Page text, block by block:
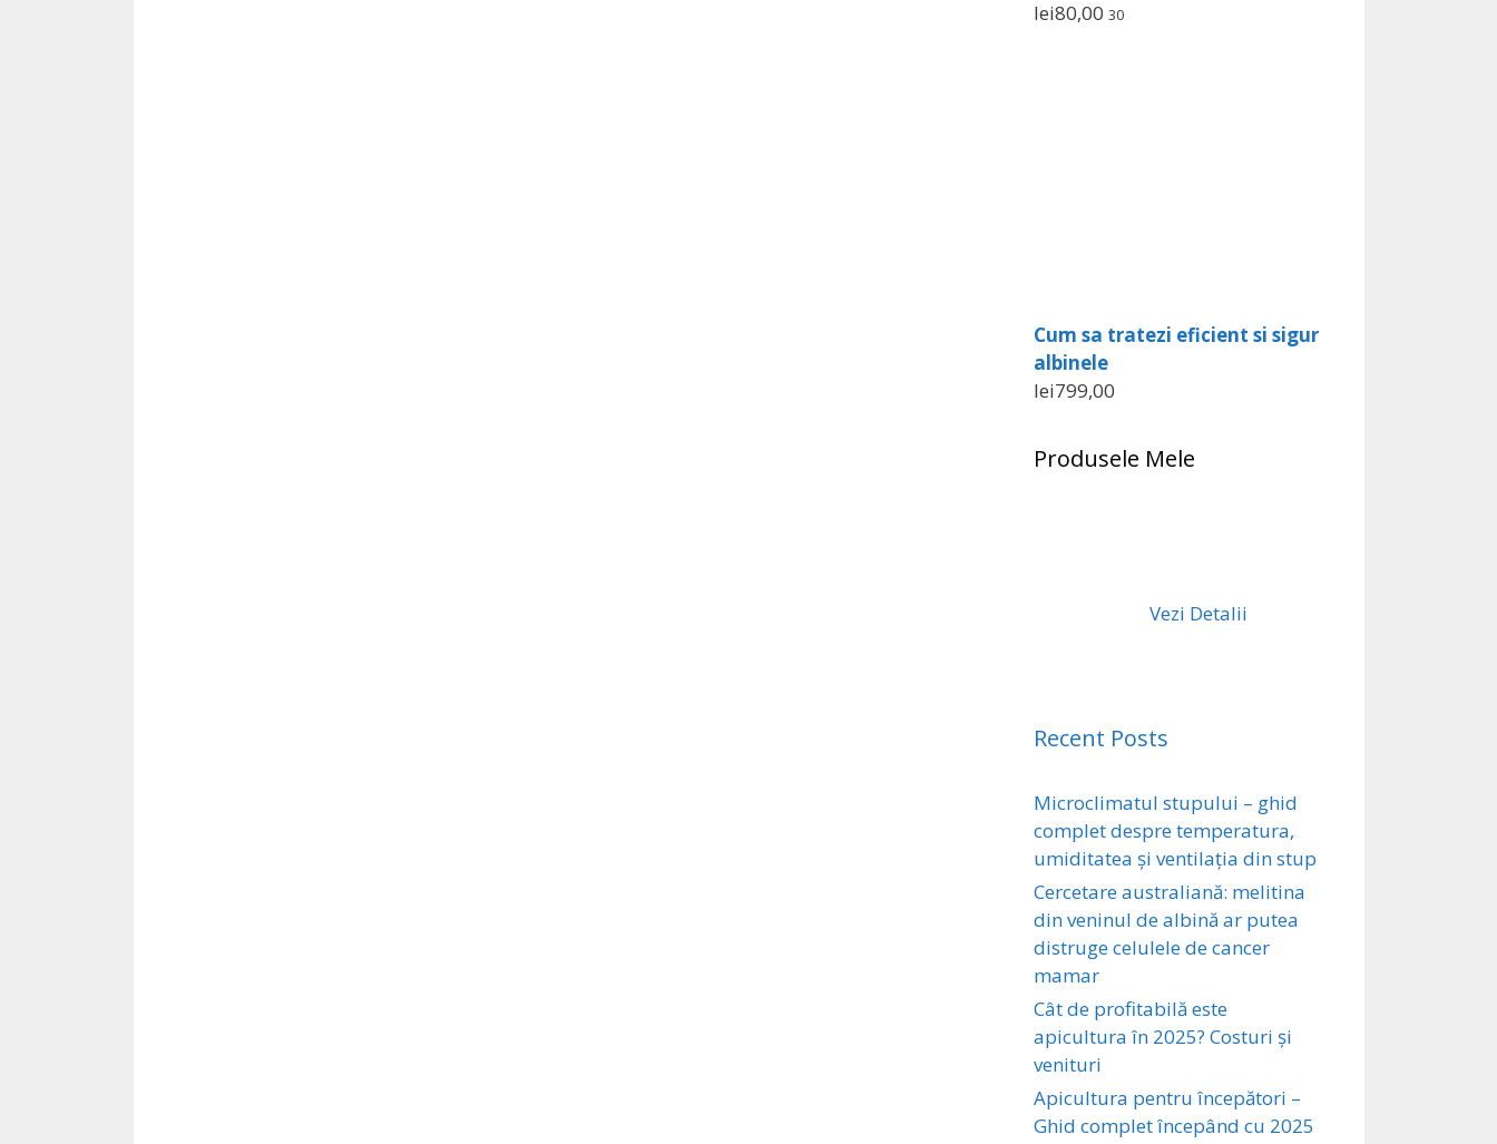
lei80,00 30
Cum sa tratezi eficient si sigur
albinele
lei799,00
Produsele Mele
Vezi Detalii
Recent Posts
Microclimatul stupului – ghid
complet despre temperatura,
umiditatea și ventilația din stup
Cercetare australiană: melitina
din veninul de albină ar putea
distruge celulele de cancer
mamar
Cât de profitabilă este
apicultura în 2025? Costuri și
venituri
Apicultura pentru începători –
Ghid complet începând cu 2025